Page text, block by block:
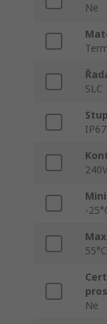
Ne
SLC
IP67
-
55°C
Ne